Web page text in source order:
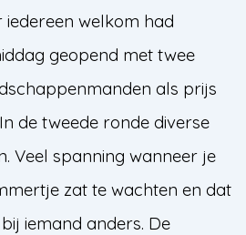
welkom had
geopend met twee
als prijs
de tweede ronde diverse
Veel spanning wanneer je
zat te wachten en dat
iemand anders. De